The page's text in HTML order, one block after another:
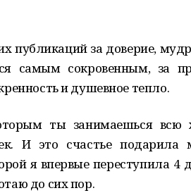
публикаций за доверие,
самым сокровенным, за
и душевное тепло.
ты занимаешься всю
И это счастье подарила
я впервые переступила 4
до сих пор.